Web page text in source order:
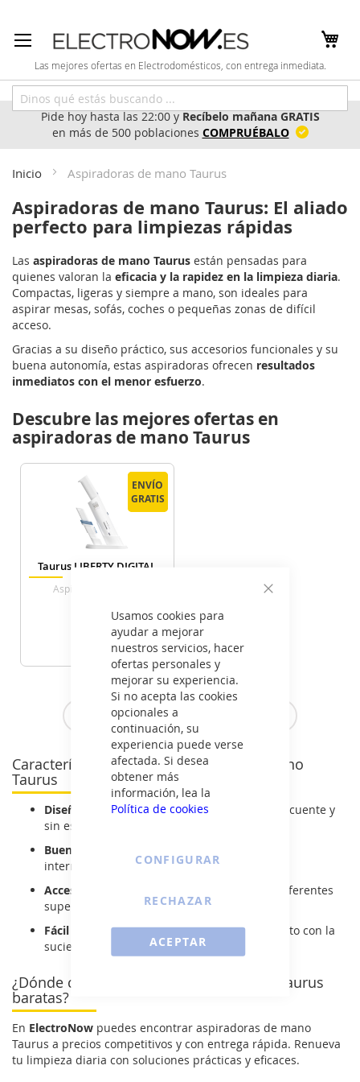
Usamos cookies para
ayudar a mejorar
nuestros servicios, hacer
ofertas personales y
mejorar su experiencia.
Si no acepta las cookies
opcionales a
continuación, su
experiencia puede verse
afectada. Si desea
obtener más
información, lea la
Política de cookies
ACEPTAR
CONFIGURAR
RECHAZAR
al
contenido
Las mejores ofertas en Electrodomésticos, con entrega inmediata.
Pide hoy hasta las 22:00 yRecíbelo mañana GRATIS
en más de 500 poblaciones COMPRUÉBALO
Inicio Aspiradoras de mano Taurus
Aspiradoras de mano Taurus: El aliado
perfecto para limpiezas rápidas
Las aspiradoras de mano Taurus están pensadas para
quienes valoran la eficacia y la rapidez en la limpieza diaria.
Compactas, ligeras y siempre a mano, son ideales para
aspirar mesas, sofás, coches o pequeñas zonas de difícil
acceso.
Gracias a su diseño práctico, sus accesorios funcionales y su
buena autonomía, estas aspiradoras ofrecen resultados
inmediatos con el menor esfuerzo.
Descubre las mejores ofertas en
aspiradoras de mano Taurus
ENVÍO
GRATIS
ENVÍO
GRATIS
Taurus LIBERTY DIGITAL
Aspirador De Mano
VER DETALLE
69€
Ver todas las aspiradoras de mano >
Características de las aspiradoras de mano
Taurus
Diseño ligero y manejable:ideal para uso frecuente y
sin esfuerzo.
Buena autonomía:
interrupciones.
Accesorios útiles:
cepillos y boquillas para diferentes
superficies.
Fácil vaciado del depósito:sin contacto directo con la
suciedad.
¿Dónde comprar aspiradoras de mano Taurus
baratas?
En ElectroNow puedes encontrar aspiradoras de mano
Taurus a precios competitivos y con entrega rápida. Renueva
tu limpieza diaria con soluciones prácticas y eficaces.